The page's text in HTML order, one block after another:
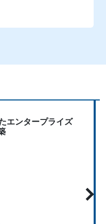
ついて洞察が得られ
エンタープライズ